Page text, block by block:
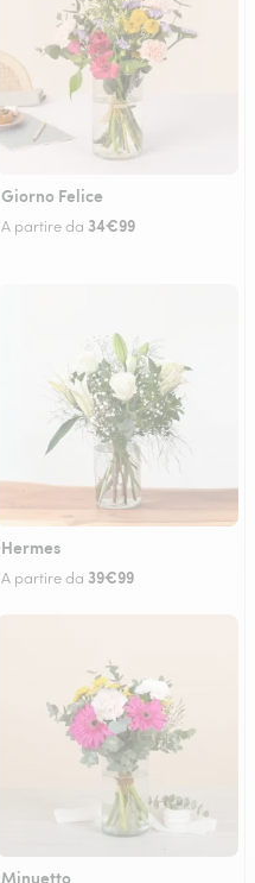
Giorno Felice
A partire da 34€99
Hermes
A partire da 39€99
Minuetto